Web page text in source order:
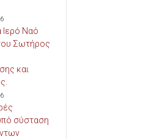
Ιερό Ναό
Σωτήρος
και
σύσταση